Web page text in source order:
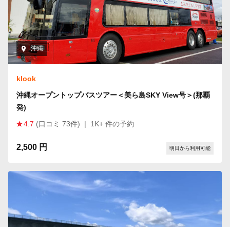
沖縄
klook
沖縄オープントップバスツアー＜美ら島SKY View号＞(那覇
発)
4.7 (口コミ 73件) | 1K+ 件の予約
2,500 円 明日から利用可能